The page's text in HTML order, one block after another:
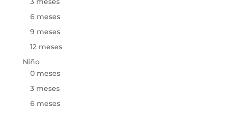
6 meses
9 meses
12 meses
Niño
0 meses
3 meses
6 meses